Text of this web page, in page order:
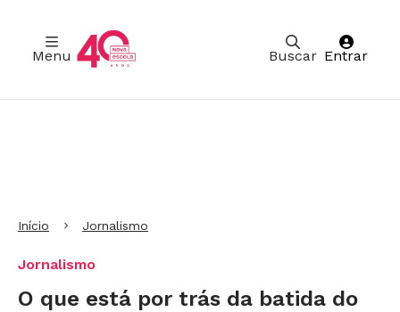
Buscar
Menu Entrar
Início Jornalismo
Jornalismo
O que está por trás da batida do